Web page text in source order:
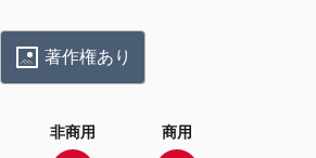
著作権あり
非商用 商用